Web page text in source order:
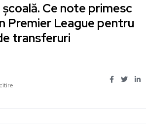
școală. Ce note primesc
Premier League pentru
transferuri